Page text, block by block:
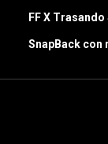
FFX Trasando
SnapBack